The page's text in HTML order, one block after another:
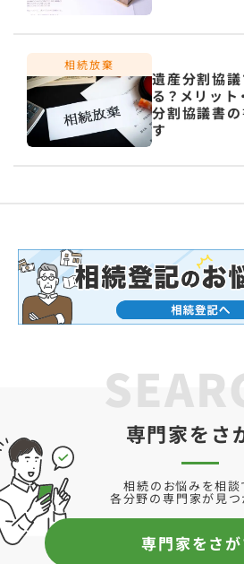
遺産分割協
る？メリット
分割協議書
す
専門家をさ
相続のお悩みを相談
各分野の専門家が見つ
専門家をさ